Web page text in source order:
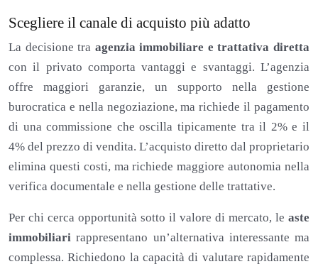
Scegliere il canale di acquisto più adatto
La decisione tra agenzia immobiliare e trattativa diretta
con il privato comporta vantaggi e svantaggi. L’agenzia
offre maggiori garanzie, un supporto nella gestione
burocratica e nella negoziazione, ma richiede il pagamento
di una commissione che oscilla tipicamente tra il 2% e il
4% del prezzo di vendita. L’acquisto diretto dal proprietario
elimina questi costi, ma richiede maggiore autonomia nella
verifica documentale e nella gestione delle trattative.
Per chi cerca opportunità sotto il valore di mercato, le aste
immobiliari rappresentano un’alternativa interessante ma
complessa. Richiedono la capacità di valutare rapidamente